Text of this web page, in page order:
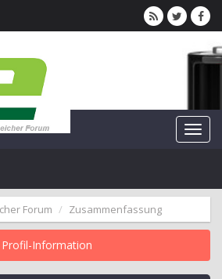
Forum Zusammenfassung
Profil-Information